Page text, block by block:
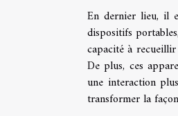
En dernier lieu, il
dispositifs
capacité à
De plus, ces
une interaction
transformer la